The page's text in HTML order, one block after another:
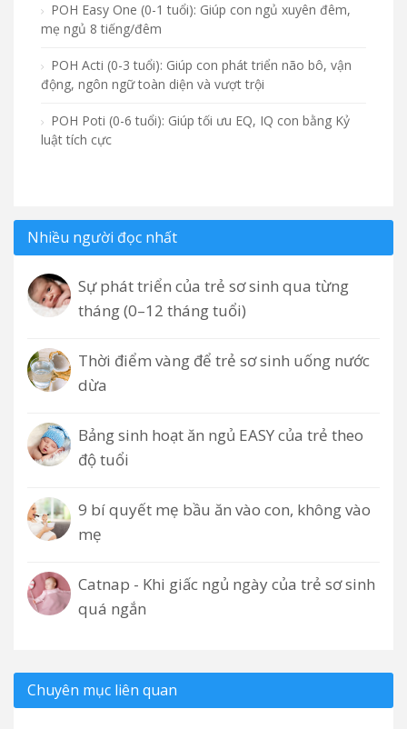
POH Easy One (0-1 tuổi): Giúp con ngủ xuyên đêm,
mẹ ngủ 8 tiếng/đêm
POH Acti (0-3 tuổi): Giúp con phát triển não bô, vận
động, ngôn ngữ toàn diện và vượt trội
POH Poti (0-6 tuổi): Giúp tối ưu EQ, IQ con bằng Kỷ
luật tích cực
Nhiều người đọc nhất
Sự phát triển của trẻ sơ sinh qua từng
tháng (0–12 tháng tuổi)
Thời điểm vàng để trẻ sơ sinh uống nước
dừa
Bảng sinh hoạt ăn ngủ EASY của trẻ theo
độ tuổi
9 bí quyết mẹ bầu ăn vào con, không vào
mẹ
Catnap - Khi giấc ngủ ngày của trẻ sơ sinh
quá ngắn
Chuyên mục liên quan